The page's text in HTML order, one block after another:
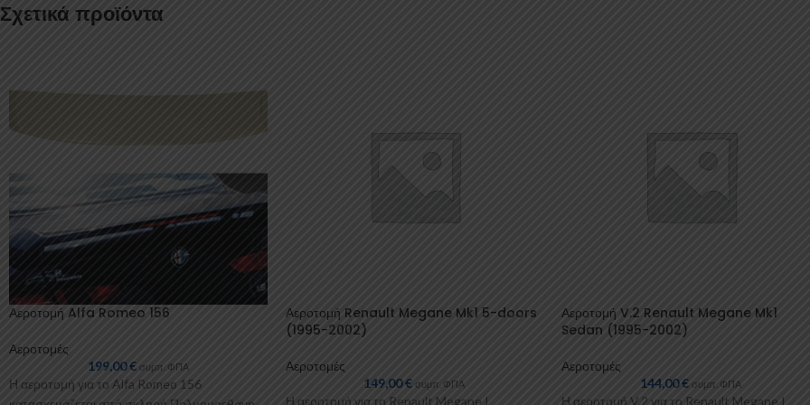
Σχετικά προϊόντα
Αεροτομή Alfa Romeo 156
Αεροτομές
199,00€ συμπ. ΦΠΑ
Η αεροτομή για το Alfa Romeo 156
Αεροτομή Renault Megane Mk1 5-doors
(1995-2002)
Αεροτομές
149,00€ συμπ. ΦΠΑ
Η αεροτομή για το Renault Megane I
Αεροτομή V.2 Renault Megane Mk1
Sedan (1995-2002)
Αεροτομές
144,00€ συμπ. ΦΠΑ
Η αεροτομή V.2 για το Renault Megane I